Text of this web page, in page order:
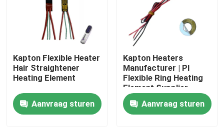
Polyimide het Verwarmen Film
Flexibel het Verwarmen Stootkussen
Polyimide Heater Element
De Verwarmers van douanepolyimide
Kapton Flexible Heater
Hair Straightener
Heating Element
Aanvraag sturen
Kapton Heaters
Manufacturer | PI
Flexible Ring Heating
Element Supplier
Aanvraag sturen